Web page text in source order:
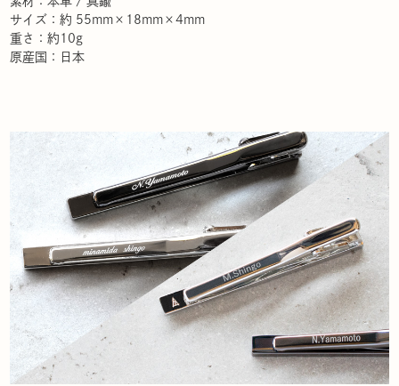
サイズ：約 55mm×18mm×4mm
重さ：約10g
原産国：日本